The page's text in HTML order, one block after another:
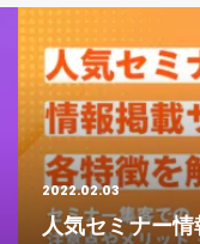
2022.02.03
人気セミナー